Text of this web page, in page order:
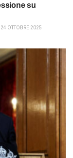
su
24 OTTOBRE 2025